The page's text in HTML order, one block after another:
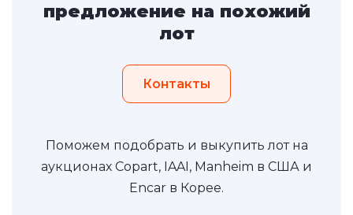
предложение на похожий
лот
Контакты
Поможем подобрать и выкупить лот на
аукционах Copart, IAAI, Manheim в США и
Encar в Корее.